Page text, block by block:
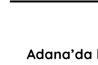
Adana’da